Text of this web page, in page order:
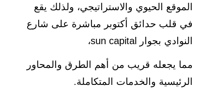
الموقع الحيوي والاستراتيجي، ولذلك يقع
في قلب حدائق أكتوبر مباشرة على شارع
النوادي بجوار sun capital،
مما يجعله قريب من أهم الطرق والمحاور
الرئيسية والخدمات المتكاملة.